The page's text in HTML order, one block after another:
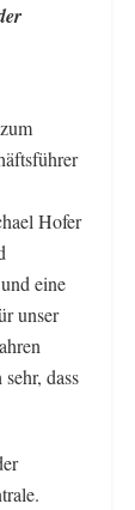
Hofer
eine
unser
dass